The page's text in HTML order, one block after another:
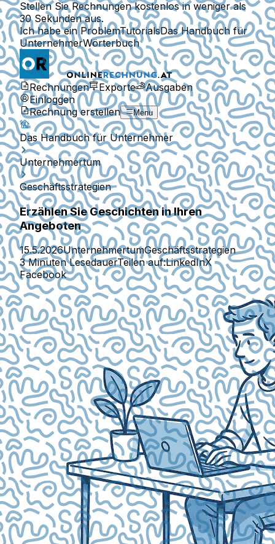
Stellen Sie Rechnungen kostenlos in weniger als
30 Sekunden aus.
Ich habe ein ProblemTutorialsDas Handbuch für
UnternehmerWörterbuch
Rechnungen Exporte
Ausgaben
Einloggen
Rechnung erstellen
Menu
Das Handbuch für Unternehmer
Unternehmertum
Geschäftsstrategien
Erzählen Sie Geschichten in Ihren
Angeboten
15.5.2026UnternehmertumGeschäftsstrategien
3 Minuten LesedauerTeilen auf:LinkedInX
Facebook